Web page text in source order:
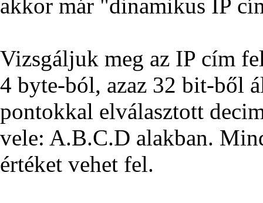
akkor már "dinamikus IP
Vizsgáljuk meg az IP cím
4 byte-ból, azaz 32 bit-ből
pontokkal elválasztott
vele: A.B.C.D alakban.
értéket vehet fel.